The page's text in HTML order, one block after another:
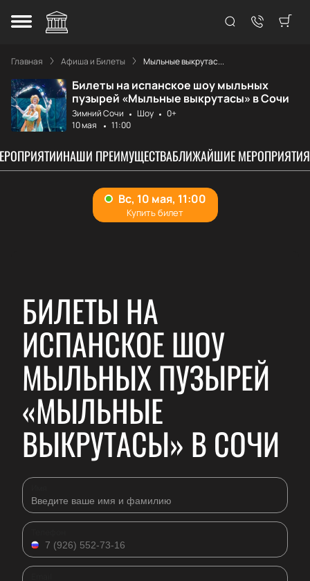
Главная Афиша и Билеты Мыльные выкрутас...
Билеты на испанское шоу мыльных
пузырей «Мыльные выкрутасы» в Сочи
Зимний Сочи Шоу
0+
10 мая
11:00
НАШИ ПРЕИМУЩЕСТВАБЛИЖАЙШИЕ МЕРОПРИЯТИЯ
БИЛЕТЫ НА
ИСПАНСКОЕ ШОУ
МЫЛЬНЫХ ПУЗЫРЕЙ
«МЫЛЬНЫЕ
ВЫКРУТАСЫ» В СОЧИ